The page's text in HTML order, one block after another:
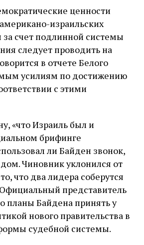
ценности
израильских
счет подлинной системы
следует проводить на
в отчете Белого
усилиям по достижению
с этими
«что Израиль был и
брифинге
ли Байден звонок,
Чиновник уклонился от
что два лидера соберутся
представитель
планы Байдена принять у
нового правительства в
судебной системы.